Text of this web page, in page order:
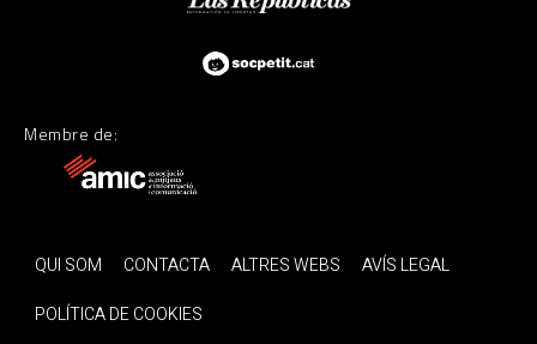
Membre de:
QUI SOM CONTACTA ALTRES WEBS
AVÍS LEGAL
POLÍTICA DE COOKIES